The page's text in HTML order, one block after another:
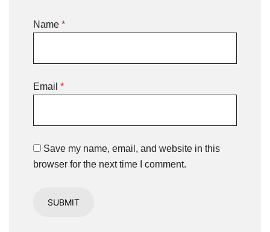
Name *
Email *
Save my name, email, and website in this
browser for the next time I comment.